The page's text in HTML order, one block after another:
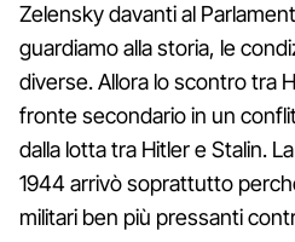
Zelensky davanti al
guardiamo alla storia, le
diverse. Allora lo scontro tra
fronte secondario in un
dalla lotta tra Hitler e Stalin.
1944 arrivò soprattutto
militari ben più pressanti